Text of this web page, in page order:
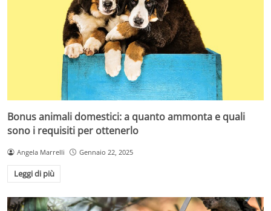
Bonus animali domestici: a quanto ammonta e quali
sono i requisiti per ottenerlo
Angela Marrelli Gennaio 22, 2025
Leggi di più